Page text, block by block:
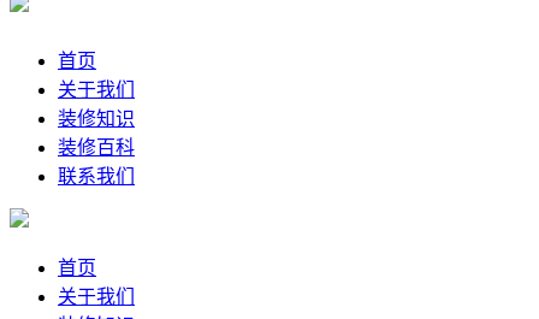
首页
关于我们
装修知识
装修百科
联系我们
首页
关于我们